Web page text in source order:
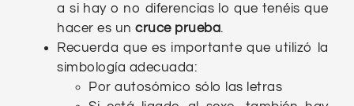
a si hay o no diferencias lo que tenéis que
hacer es uncruce prueba.
Recuerda que es importante que utilizó la
simbología adecuada:
Por autosómico sólo las letras